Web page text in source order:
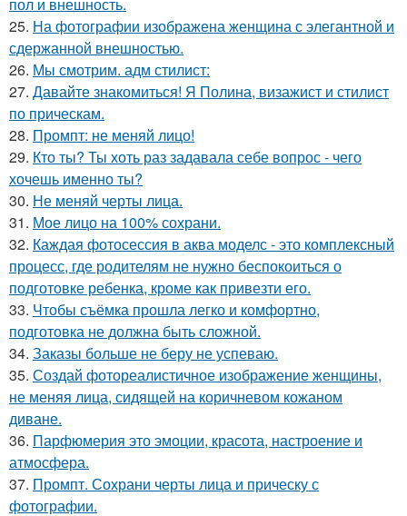
25. На фотографии изображена женщина с элегантной и
сдержанной внешностью.
26. Мы смотрим. адм стилист:
27. Давайте знакомиться! Я Полина, визажист и стилист
по прическам.
28. Промпт: не меняй лицо!
29. Кто ты? Ты хоть раз задавала себе вопрос - чего
хочешь именно ты?
30. Не меняй черты лица.
31. Мое лицо на 100% сохрани.
32. Каждая фотосессия в аква моделс - это комплексный
процесс, где родителям не нужно беспокоиться о
подготовке ребенка, кроме как привезти его.
33. Чтобы съёмка прошла легко и комфортно,
подготовка не должна быть сложной.
34. Заказы больше не беру не успеваю.
35. Создай фотореалистичное изображение женщины,
не меняя лица, сидящей на коричневом кожаном
диване.
36. Парфюмерия это эмоции, красота, настроение и
атмосфера.
37. Промпт. Сохрани черты лица и прическу с
фотографии.